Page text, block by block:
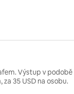
Výstup v podobě
35 USD na osobu.